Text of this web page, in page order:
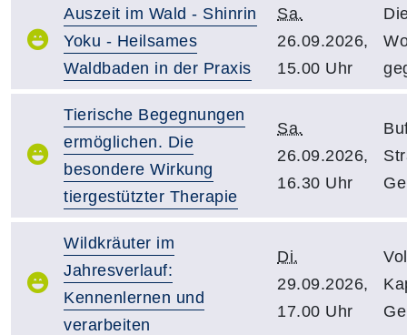
Auszeit im Wald - Shinrin
Yoku - Heilsames
Waldbaden in der Praxis
Sa.
26.09.2026,
15.00 Uhr
Tierische Begegnungen
ermöglichen. Die
besondere Wirkung
tiergestützter Therapie
Sa.
26.09.2026,
16.30 Uhr
Wildkräuter im
Jahresverlauf:
Kennenlernen und
verarbeiten
Di.
29.09.2026,
17.00 Uhr